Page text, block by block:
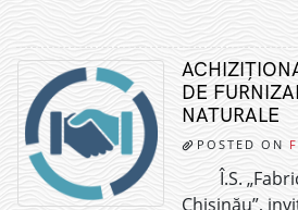
DE
NATURALE
POSTED ON
Î.S.
Chișinău”,